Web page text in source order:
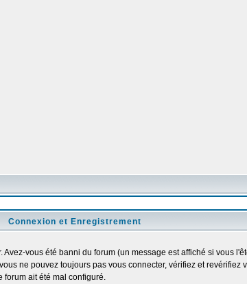
Connexion et Enregistrement
vous été banni du forum (un message est affiché si vous
ne pouvez toujours pas vous connecter, vérifiez et
forum ait été mal configuré.